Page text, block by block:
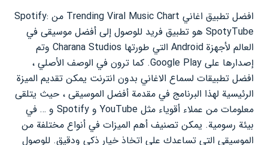
افضل تطبيق اغاني Trending Viral Music Chart من Spotify:
SpotyTube هو تطبيق فريد للوصول إلى أفضل موسيقى في
العالم لأجهزة Android التي طورتها Charana Studios وتم
إصدارها على Google Play. كما ترون في الوصف الأصلي ،
افضل تطبيقات لسماع الاغاني بدون انترنت يمكن تقديم الميزة
الرئيسية لهذا البرنامج في مقدمة أفضل الموسيقى ، حيث يتلقى
معلومات من عملاء أقوياء مثل YouTube و Spotify و … في
بيئة رسومية. يمكن تصنيف أهم الميزات في أنواع مختلفة من
الموسيقى التي تساعدك على اتخاذ خيار ذكي ودقيق. للوصول